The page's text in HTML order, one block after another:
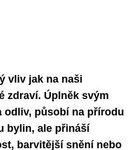
vliv jak na naši
zdraví. Úplněk svým
odliv, působí na přírodu
bylin, ale přináší
barvitější snění nebo